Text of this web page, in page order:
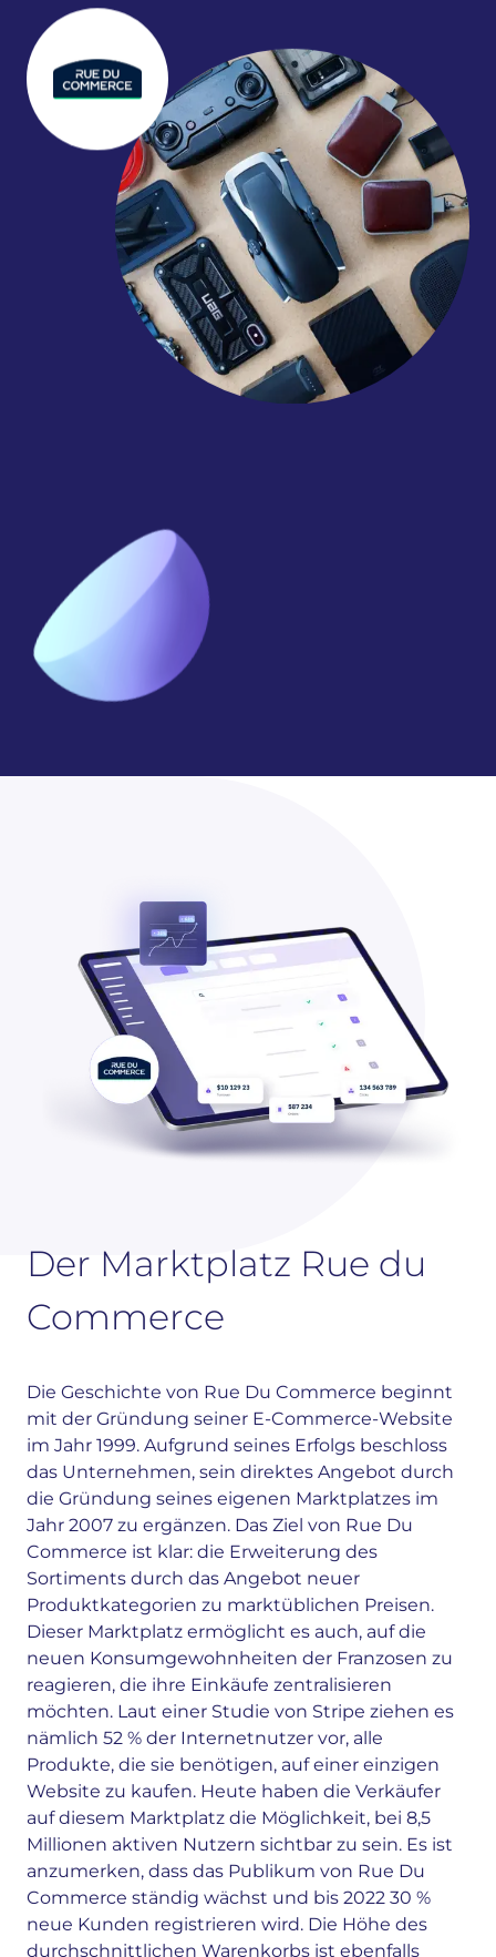
Der Marktplatz Rue du
Commerce
Die Geschichte von Rue Du Commerce beginnt
mit der Gründung seiner E-Commerce-Website
im Jahr 1999. Aufgrund seines Erfolgs beschloss
das Unternehmen, sein direktes Angebot durch
die Gründung seines eigenen Marktplatzes im
Jahr 2007 zu ergänzen. Das Ziel von Rue Du
Commerce ist klar: die Erweiterung des
Sortiments durch das Angebot neuer
Produktkategorien zu marktüblichen Preisen.
Dieser Marktplatz ermöglicht es auch, auf die
neuen Konsumgewohnheiten der Franzosen zu
reagieren, die ihre Einkäufe zentralisieren
möchten. Laut einer Studie von Stripe ziehen es
nämlich 52 % der Internetnutzer vor, alle
Produkte, die sie benötigen, auf einer einzigen
Website zu kaufen. Heute haben die Verkäufer
auf diesem Marktplatz die Möglichkeit, bei 8,5
Millionen aktiven Nutzern sichtbar zu sein. Es ist
anzumerken, dass das Publikum von Rue Du
Commerce ständig wächst und bis 2022 30 %
neue Kunden registrieren wird. Die Höhe des
durchschnittlichen Warenkorbs ist ebenfalls